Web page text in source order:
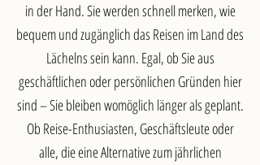
in der Hand. Sie werden schnell merken, wie
bequem und zugänglich das Reisen im Land des
Lächelns sein kann. Egal, ob Sie aus
geschäftlichen oder persönlichen Gründen hier
sind – Sie bleiben womöglich länger als geplant.
Ob Reise-Enthusiasten, Geschäftsleute oder
alle, die eine Alternative zum jährlichen